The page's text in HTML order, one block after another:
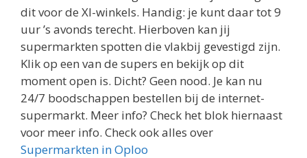
dit voor de Xl-winkels. Handig: je kunt daar tot 9
uur ’s avonds terecht. Hierboven kan jij
supermarkten spotten die vlakbij gevestigd zijn.
Klik op een van de supers en bekijk op dit
moment open is. Dicht? Geen nood. Je kan nu
24/7 boodschappen bestellen bij de internet-
supermarkt. Meer info? Check het blok hiernaast
voor meer info. Check ook alles over
Supermarkten in Oploo